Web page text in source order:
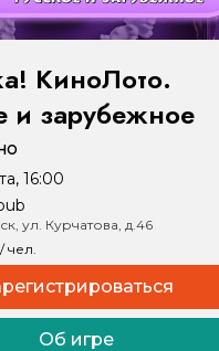
КиноЛото.
и зарубежное
16:00
ул. Курчатова, д.46
/ чел.
Об игре